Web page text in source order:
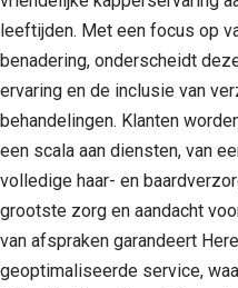
leeftijden. Met een focus op
benadering, onderscheidt
ervaring en de inclusie van
behandelingen. Klanten
een scala aan diensten, van
volledige haar- en
grootste zorg en aandacht
van afspraken garandeert
geoptimaliseerde service,